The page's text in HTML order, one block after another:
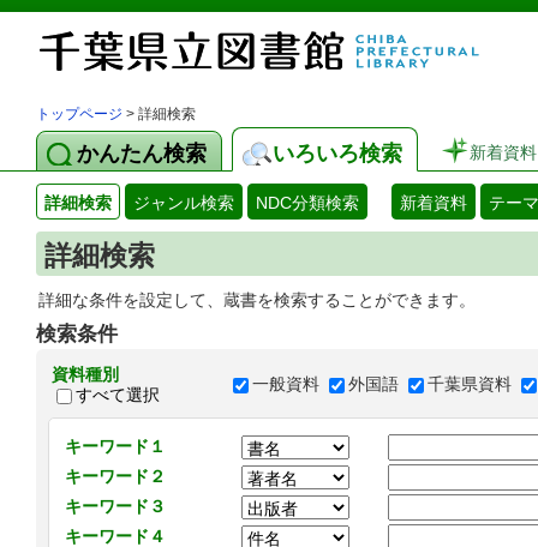
トップページ > 詳細検索
かんたん検索 いろいろ検索 新着資料
詳細検索 ジャンル検索 NDC分類検索 新着資料 テー
詳細検索
詳細な条件を設定して、蔵書を検索することができます。
検索条件
資料種別
すべて選択
一般資料 外国語 千葉県資料
キーワード１
キーワード２
キーワード３
キーワード４